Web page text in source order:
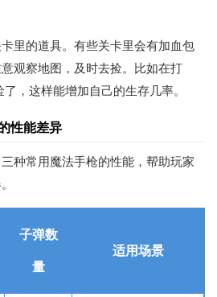
里的道具。有些关卡里会有加血包
观察地图，及时去捡。比如在打
，这样能增加自己的生存几率。
性能差异
种常用魔法手枪的性能，帮助玩家
子弹数
量
适用场景